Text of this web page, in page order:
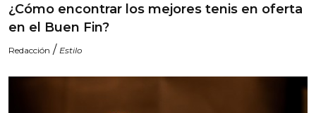
¿Cómo encontrar los mejores tenis en oferta
en el Buen Fin?
Redacción / Estilo